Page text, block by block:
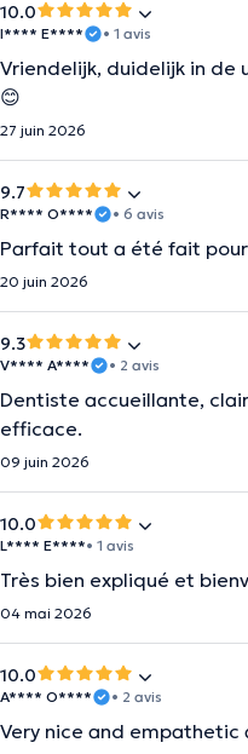
10.0
I**** E**** • 1 avis
Vriendelijk, duidelijk in de
😊
27 juin 2026
9.7
R**** O**** • 6 avis
Parfait tout a été fait
20 juin 2026
9.3
V**** A**** • 2 avis
Dentiste accueillante,
efficace.
09 juin 2026
10.0
L**** E****• 1 avis
Très bien expliqué et
04 mai 2026
10.0
A**** O**** • 2 avis
Very nice and